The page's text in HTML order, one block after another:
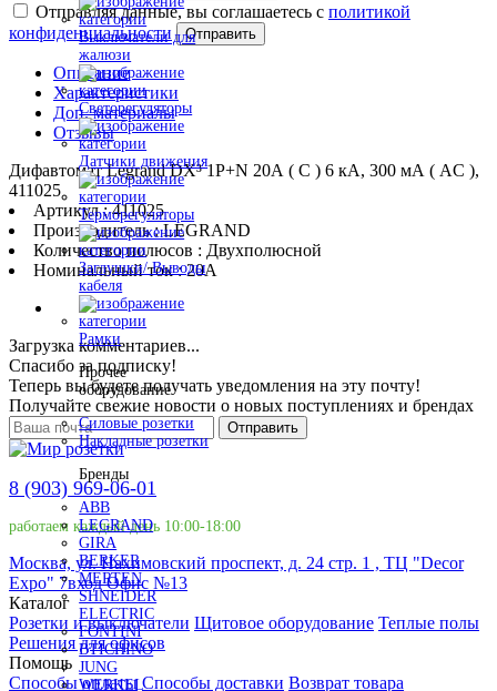
Выключатели для
жалюзи
Светорегуляторы
Датчики движения
Терморегуляторы
Заглушки/ Выводы
кабеля
Рамки
Прочее
оборудование
Силовые розетки
Накладные розетки
Бренды
ABB
LEGRAND
GIRA
BERKER
MERTEN
SHNEIDER
ELECTRIC
FONTINI
BTICHINO
JUNG
WERKEL
Отправляя данные, вы соглашаетесь с политикой
конфиденциальности
Отправить
Описание
Характеристики
Доп. материалы
Отзывы
Дифавтомат Legrand DX³ 1P+N 20А ( C ) 6 кА, 300 мА ( AC ),
411025
Артикул : 411025
Производитель : LEGRAND
Количество полюсов : Двухполюсной
Номинальный ток : 20A
Загрузка комментариев...
Спасибо за подписку!
Теперь вы будете получать уведомления на эту почту!
Получайте свежие новости о новых поступлениях и брендах
Отправить
8 (903) 969-06-01
работаем каждый день 10:00-18:00
Москва, ул. Нахимовский проспект, д. 24 стр. 1 , ТЦ "Decor
Expo" 7вход Офис №13
Каталог
Розетки и выключатели Щитовое оборудование Теплые полы
Решения для офисов
Помощь
Способы оплаты Способы доставки Возврат товара